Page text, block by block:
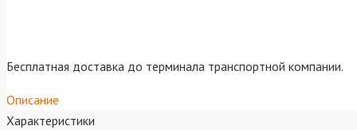
Бесплатная доставка до терминала транспортной компании.
Описание
Характеристики